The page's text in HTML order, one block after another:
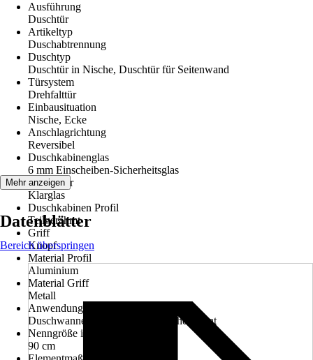
Ausführung
Duschtür
Artikeltyp
Duschabtrennung
Duschtyp
Duschtür in Nische, Duschtür für Seitenwand
Türsystem
Drehfalttür
Einbausituation
Nische, Ecke
Anschlagrichtung
Reversibel
Duschkabinenglas
6 mm Einscheiben-Sicherheitsglas
Glasdekor
Klarglas
Duschkabinen Profil
Teilgerahmt
Griff
Knopf
Material Profil
Aluminium
Material Griff
Metall
Anwendungsbereich
Duschwanne, Bodenebenes Duschelement
Nenngröße in cm
90 cm
Mehr anzeigen
Datenblätter
Bereich überspringen